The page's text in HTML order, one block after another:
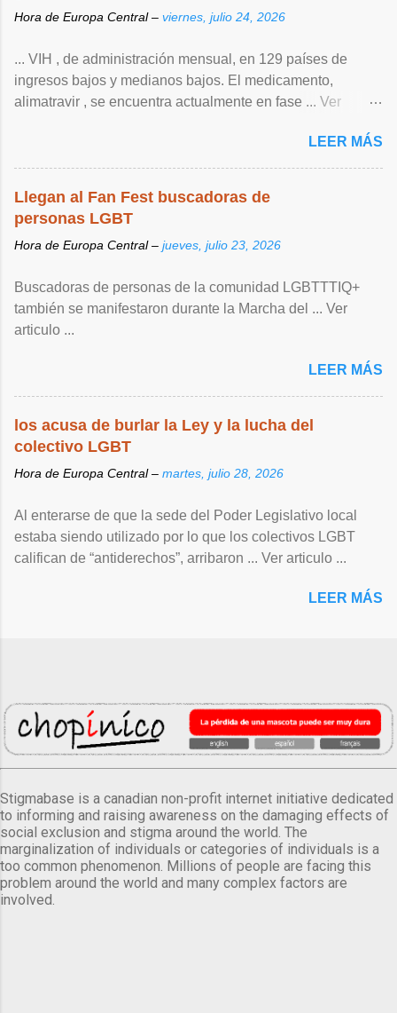
Hora de Europa Central – viernes, julio 24, 2026
... VIH , de ‌administración mensual, en 129 países de
ingresos bajos y medianos bajos. El medicamento,
alimatravir , se encuentra actualmente en fase ... Ver
LEER MÁS
Llegan al Fan Fest buscadoras de
personas LGBT
Hora de Europa Central – jueves, julio 23, 2026
Buscadoras de personas de la comunidad LGBTTTIQ+
también se manifestaron durante la Marcha del ... Ver
articulo ...
LEER MÁS
los acusa de burlar la Ley y la lucha del
colectivo LGBT
Hora de Europa Central – martes, julio 28, 2026
Al enterarse de que la sede del Poder Legislativo local
estaba siendo utilizado por lo que los colectivos LGBT
califican de “antiderechos”, arribaron ... Ver articulo ...
LEER MÁS
Stigmabase is a canadian non-profit internet initiative dedicated
to informing and raising awareness on the damaging effects of
social exclusion and stigma around the world. The
marginalization of individuals or categories of individuals is a
too common phenomenon. Millions of people are facing this
problem around the world and many complex factors are
involved.